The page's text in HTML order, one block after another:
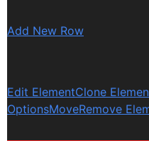
Add New Row
Edit ElementClone
OptionsMoveRemove